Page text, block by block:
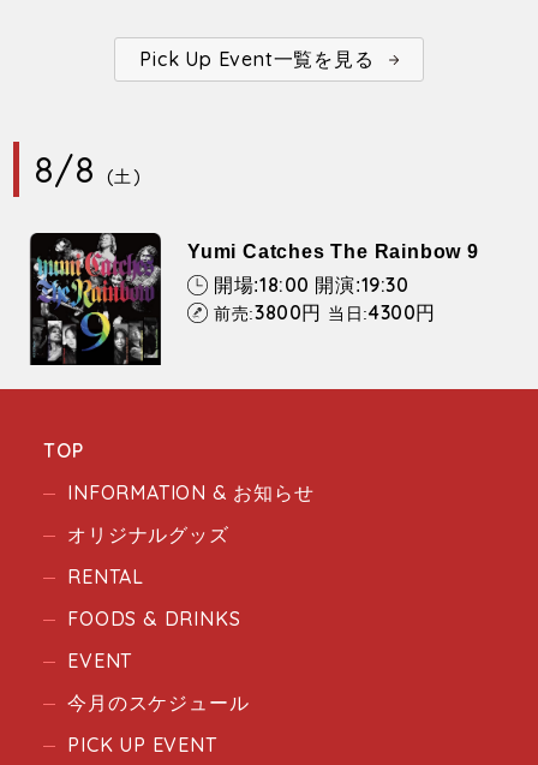
Pick Up Event一覧を見る
8/8 (土)
Yumi Catches The Rainbow 9
開場:18:00 開演:19:30
前売:3800円 当日:4300円
TOP
INFORMATION & お知らせ
オリジナルグッズ
RENTAL
FOODS & DRINKS
EVENT
今月のスケジュール
PICK UP EVENT